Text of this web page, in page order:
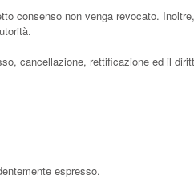
consenso non venga revocato.
cancellazione, rettificazione ed il
espresso.